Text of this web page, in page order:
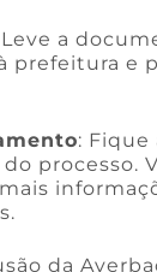
Leve a
prefeitura e
:
processo.
da